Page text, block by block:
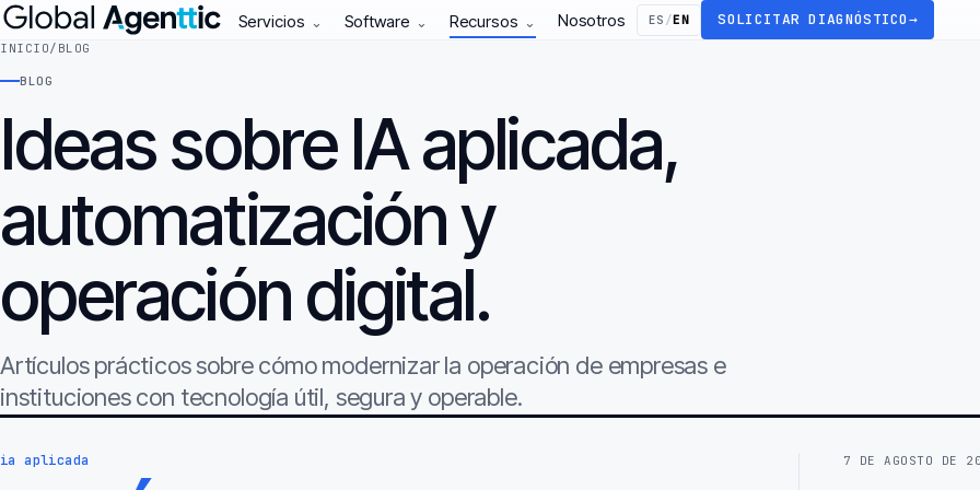
Servicios ⌄ Software ⌄ Recursos ⌄ Nosotros ES /EN SOLICITAR DIAGNÓSTICO→
INICIO/ BLOG
BLOG
Ideas sobre IA aplicada,
automatización y
operación digital.
Artículos prácticos sobre cómo modernizar la operación de empresas e
instituciones con tecnología útil, segura y operable.
ia aplicada 7 DE AGOSTO DE